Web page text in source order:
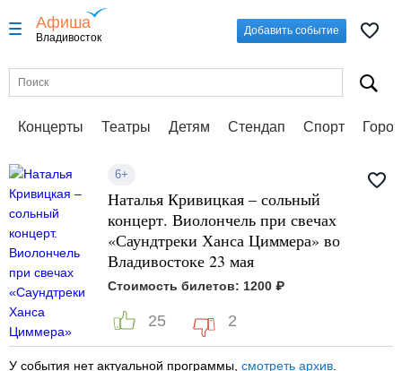
Афиша
Владивосток
Добавить событие
Концерты Театры Детям Стендап Спорт
6+
Наталья Кривицкая – сольный
концерт. Виолончель при свечах
«Саундтреки Ханса Циммера» во
Владивостоке 23 мая
Стоимость билетов: 1200 ₽
25 2
У события нет актуальной программы, смотреть архив